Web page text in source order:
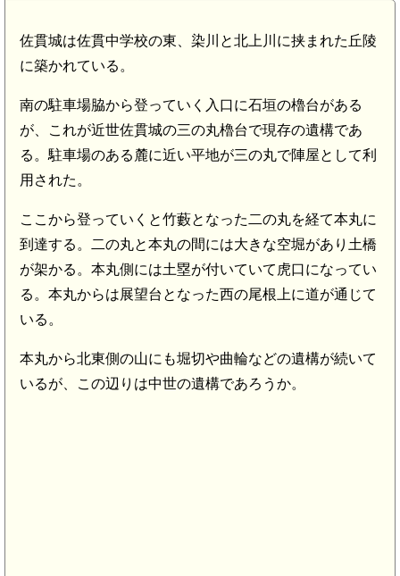
佐貫城は佐貫中学校の東、染川と北上川に挟まれた丘陵
に築かれている。
南の駐車場脇から登っていく入口に石垣の櫓台がある
が、これが近世佐貫城の三の丸櫓台で現存の遺構であ
る。駐車場のある麓に近い平地が三の丸で陣屋として利
用された。
ここから登っていくと竹藪となった二の丸を経て本丸に
到達する。二の丸と本丸の間には大きな空堀があり土橋
が架かる。本丸側には土塁が付いていて虎口になってい
る。本丸からは展望台となった西の尾根上に道が通じて
いる。
本丸から北東側の山にも堀切や曲輪などの遺構が続いて
いるが、この辺りは中世の遺構であろうか。